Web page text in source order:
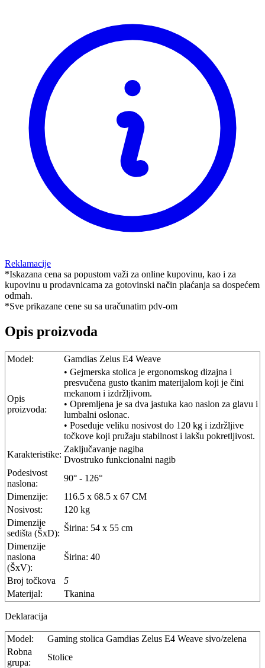
Reklamacije
*Iskazana cena sa popustom važi za online kupovinu, kao i za
kupovinu u prodavnicama za gotovinski način plaćanja sa dospećem
odmah.
*Sve prikazane cene su sa uračunatim pdv-om
Opis proizvoda
Model: Gamdias Zelus E4 Weave
Opis
proizvoda:
• Gejmerska stolica je ergonomskog dizajna i
presvučena gusto tkanim materijalom koji je čini
mekanom i izdržljivom.
• Opremljena je sa dva jastuka kao naslon za glavu i
lumbalni oslonac.
• Poseduje veliku nosivost do 120 kg i izdržljive
točkove koji pružaju stabilnost i lakšu pokretljivost.
Karakteristike:
Zaključavanje nagiba
Dvostruko funkcionalni nagib
Podesivost
naslona:
90° - 126°
Dimenzije:
116.5 x 68.5 x 67 CM
Nosivost:
120 kg
Dimenzije
sedišta (ŠxD):
Širina: 54 x 55 cm
Dimenzije
naslona
(ŠxV):
Širina: 40
Broj točkova
5
Materijal:
Tkanina
Deklaracija
Model:
Gaming stolica Gamdias Zelus E4 Weave sivo/zelena
Robna
grupa:
Stolice